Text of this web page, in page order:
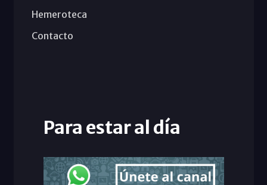
Hemeroteca
Contacto
Para estar al día